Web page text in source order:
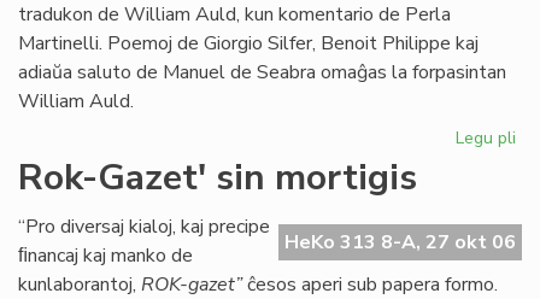
tradukon de William Auld, kun komentario de Perla
Martinelli. Poemoj de Giorgio Silfer, Benoit Philippe kaj
adiaŭa saluto de Manuel de Seabra omaĝas la forpasintan
William Auld.
Legu pli
la
Rok-Gazet' sin mortigis
HeKo 313 8-A, 27 okt 06
“Pro diversaj kialoj, kaj precipe
ﬁnancaj kaj manko de
kunlaborantoj, ROK-gazet”ĉesos aperi sub papera formo.